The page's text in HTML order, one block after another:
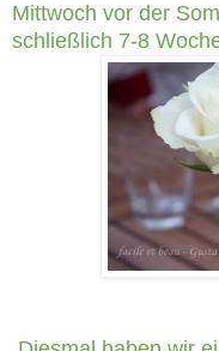
Mittwoch vor der
schließlich 7-8